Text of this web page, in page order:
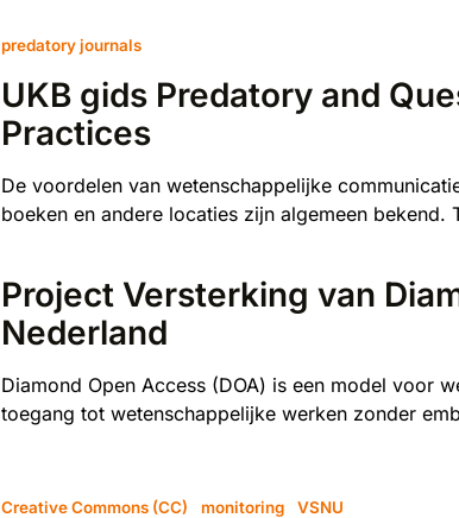
predatory journals
UKB gids Predatory and
Practices
De voordelen van wetenschappelijke
boeken en andere locaties zijn algemeen bekend.
Project Versterking van
Nederland
Diamond Open Access (DOA) is een model voor
toegang tot wetenschappelijke werken zonder
Creative Commons (CC) monitoring VSNU